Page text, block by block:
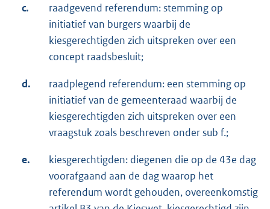
c.
raadgevend referendum: stemming op
initiatief van burgers waarbij de
kiesgerechtigden zich uitspreken over een
concept raadsbesluit;
d.
raadplegend referendum: een stemming op
initiatief van de gemeenteraad waarbij de
kiesgerechtigden zich uitspreken over een
vraagstuk zoals beschreven onder sub f.;
e.
kiesgerechtigden: diegenen die op de 43e dag
voorafgaand aan de dag waarop het
referendum wordt gehouden, overeenkomstig